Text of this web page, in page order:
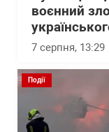
воєнний
7 серпня, 13:29
Події